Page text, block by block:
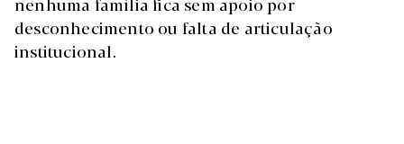
desconhecimento ou falta de articulação
institucional.